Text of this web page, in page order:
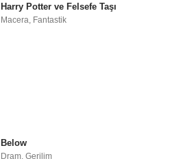
Harry Potter ve Felsefe Taşı
Macera Fantastik
Below
Dram,Gerilim